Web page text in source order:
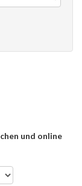
und online